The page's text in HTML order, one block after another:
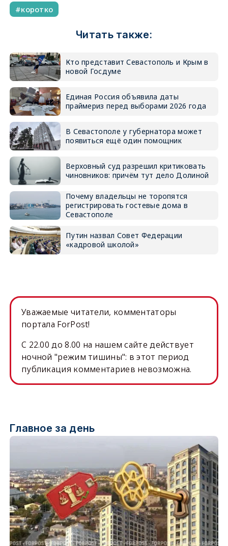
коротко
Читать также:
Кто представит Севастополь и Крым в
новой Госдуме
Единая Россия объявила даты
праймериз перед выборами 2026 года
В Севастополе у губернатора может
появиться ещё один помощник
Верховный суд разрешил критиковать
чиновников: причём тут дело Долиной
Почему владельцы не торопятся
регистрировать гостевые дома в
Севастополе
Путин назвал Совет Федерации
«кадровой школой»
Уважаемые читатели, комментаторы
портала ForPost!
C 22.00 до 8.00 на нашем сайте действует
ночной "режим тишины": в этот период
публикация комментариев невозможна.
Главное за день